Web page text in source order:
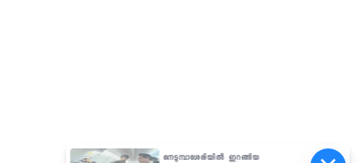
നെടുമ്പാശേരിയിൽ ഇറങ്ങിയ